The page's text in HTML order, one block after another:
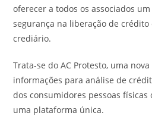
oferecer a todos os associados
segurança na liberação de crédito
crediário.
Trata-se do AC Protesto, uma
informações para análise de
dos consumidores pessoas
uma plataforma única.